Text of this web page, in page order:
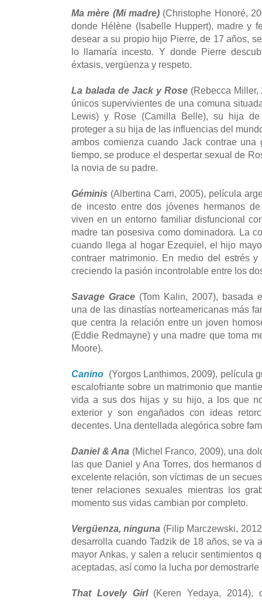
Ma mère (Mi madre) (Christophe Honoré,
donde Hélène (Isabelle Huppert), madre y
desear a su propio hijo Pierre, de 17 años,
lo llamaría incesto. Y donde Pierre
éxtasis, vergüenza y respeto.
La balada de Jack y Rose(Rebecca Miller,
únicos supervivientes de una comuna
Lewis) y Rose (Camilla Belle), su hija
proteger a su hija de las influencias del
ambos comienza cuando Jack contrae una
tiempo, se produce el despertar sexual de
la novia de su padre.
Géminis (Albertina Carri, 2005), película
de incesto entre dos jóvenes hermanos
viven en un entorno familiar disfuncional
madre tan posesiva como dominadora. La
cuando llega al hogar Ezequiel, el hijo
contraer matrimonio. En medio del estrés
creciendo la pasión incontrolable entre los
Savage Grace (Tom Kalin, 2007), basada
una de las dinastías norteamericanas más
que centra la relación entre un joven
(Eddie Redmayne) y una madre que toma
Moore).
Canino (Yorgos Lanthimos, 2009), película
escalofriante sobre un matrimonio que
vida a sus dos hijas y su hijo, a los que
exterior y son engañados con ideas
decentes. Una dentellada alegórica sobre
Daniel & Ana (Michel Franco, 2009), una
las que Daniel y Ana Torres, dos hermanos
excelente relación, son víctimas de un
tener relaciones sexuales mientras los
momento sus vidas cambian por completo.
Vergüenza, ninguna (Filip Marczewski,
desarrolla cuando Tadzik de 18 años, se va
mayor Ankas, y salen a relucir sentimientos
aceptadas, así como la lucha por
That Lovely Girl (Keren Yedaya, 2014),